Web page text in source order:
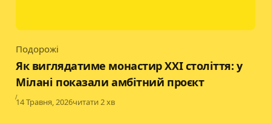
Category
Подорожі
Як виглядатиме монастир XXI століття: у
Мілані показали амбітний проєкт
Published
14 Травня, 2026читати 2 хв